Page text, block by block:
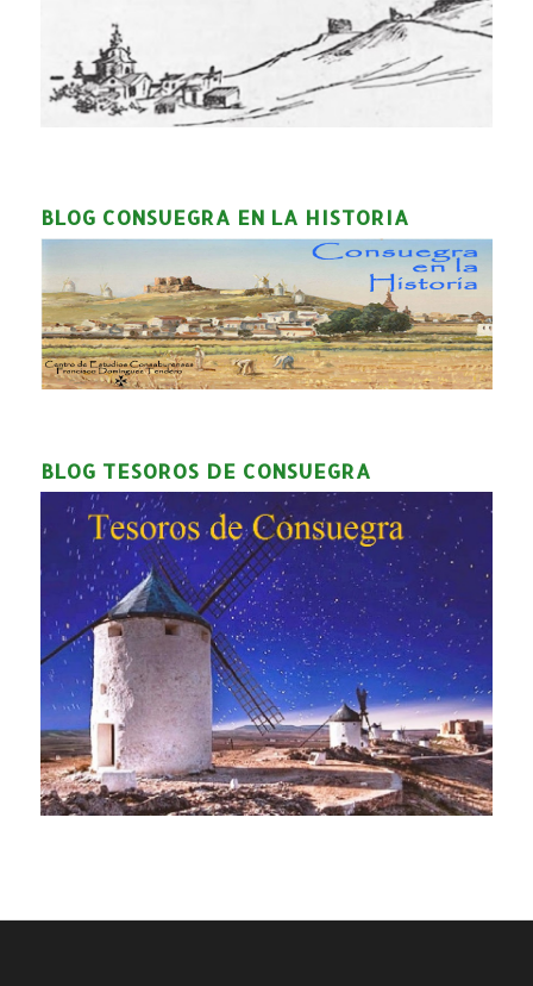
BLOG CONSUEGRA EN LA HISTORIA
BLOG TESOROS DE CONSUEGRA